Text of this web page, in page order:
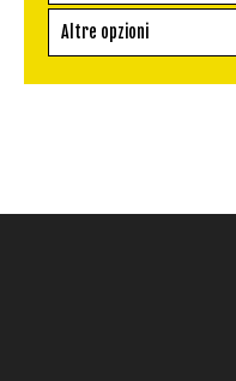
Ricetta vegetariana
Senza glutine
Altre opzioni